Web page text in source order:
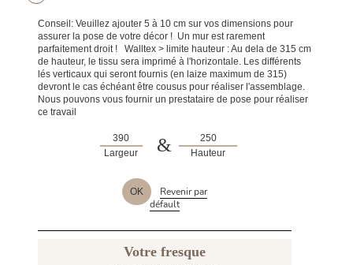
Conseil: Veuillez ajouter 5 à 10 cm sur vos dimensions pour
assurer la pose de votre décor ! Un mur est rarement
parfaitement droit ! Walltex > limite hauteur : Au dela de 315 cm
de hauteur, le tissu sera imprimé à l'horizontale. Les différents
lés verticaux qui seront fournis (en laize maximum de 315)
devront le cas échéant être cousus pour réaliser l'assemblage.
Nous pouvons vous fournir un prestataire de pose pour réaliser
ce travail
Largeur & Hauteur
OK
Revenir par
défault
Votre fresque